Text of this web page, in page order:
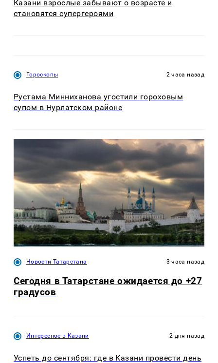
Казани взрослые забывают о возрасте и
становятся супергероями
Гороскопы 2 часа назад
Рустама Минниханова угостили гороховым
супом в Нурлатском районе
Новости Татарстана 3 часа назад
Сегодня в Татарстане ожидается до +27
градусов
Интересное в Казани 2 дня назад
Успеть до сентября: где в Казани провести день